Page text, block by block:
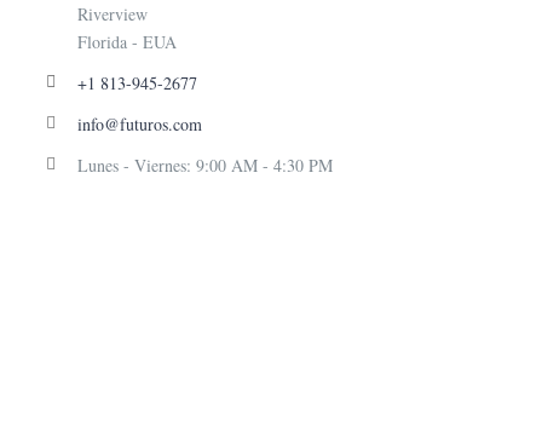
Riverview
Florida - EUA
+1 813-945-2677
info@futuros.com
Lunes - Viernes: 9:00 AM - 4:30 PM